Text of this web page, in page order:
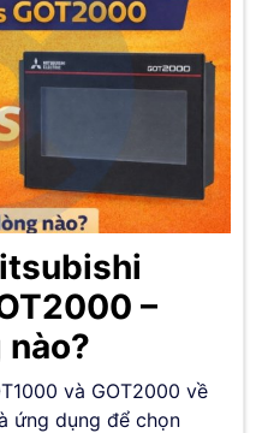
–
nào?
và GOT2000 về
ứng dụng để chọn